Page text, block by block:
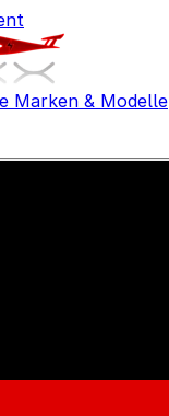
Marken & Modelle